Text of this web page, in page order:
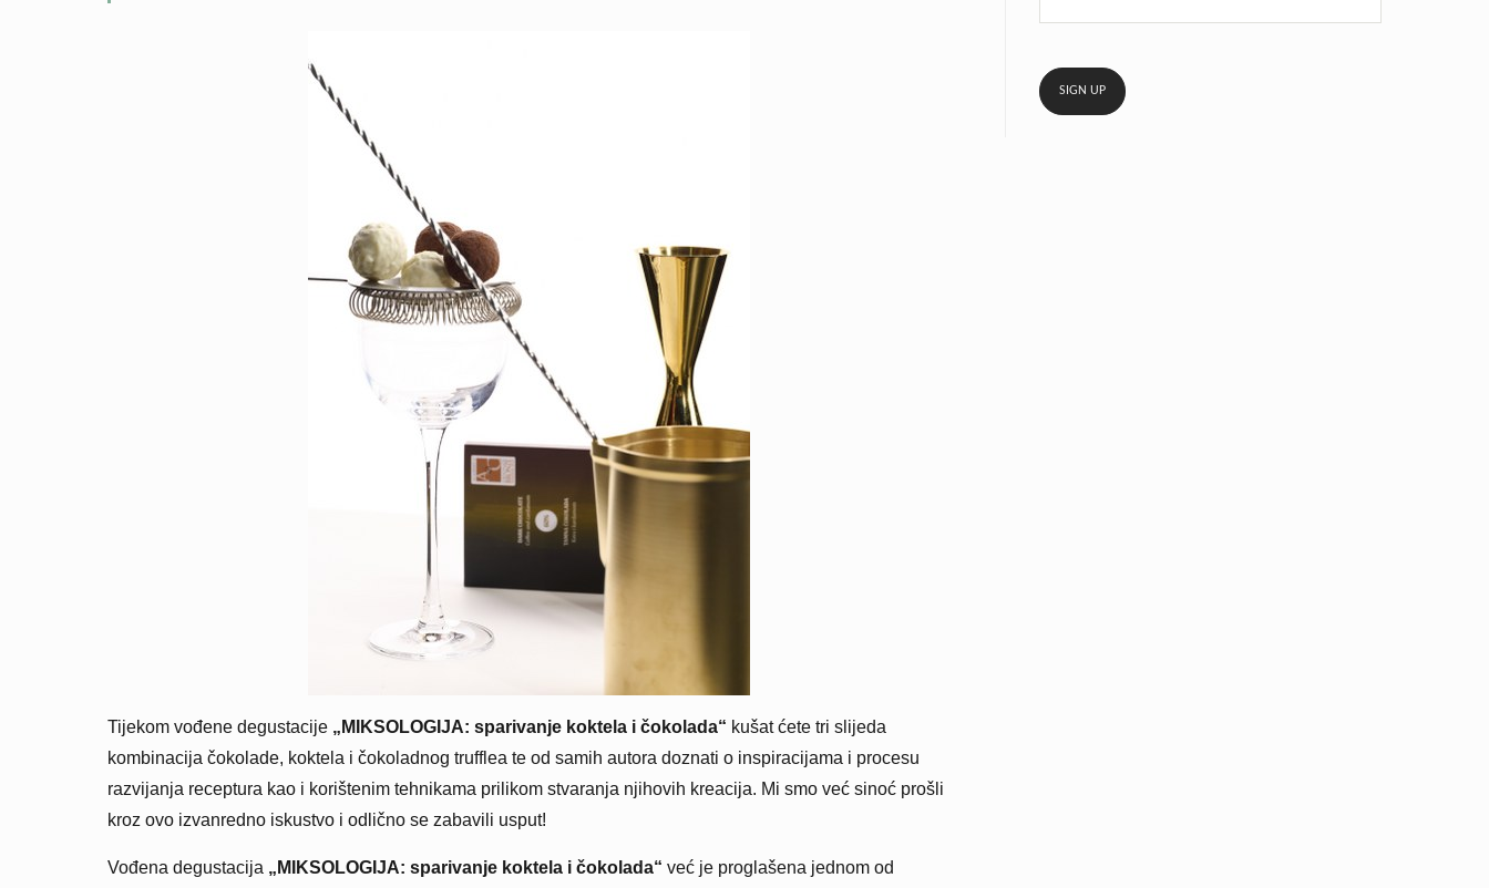
Tijekom vođene degustacije „MIKSOLOGIJA: sparivanje koktela i čokolada“ kušat ćete tri slijeda
kombinacija čokolade, koktela i čokoladnog trufflea te od samih autora doznati o inspiracijama i procesu
razvijanja receptura kao i korištenim tehnikama prilikom stvaranja njihovih kreacija. Mi smo već sinoć prošli
kroz ovo izvanredno iskustvo i odlično se zabavili usput!
Vođena degustacija „MIKSOLOGIJA: sparivanje koktela i čokolada“ već je proglašena jednom od